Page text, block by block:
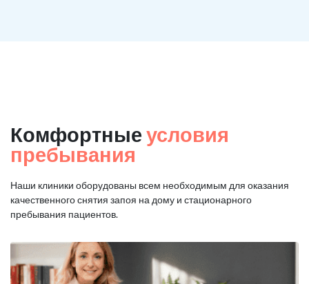
Комфортные условия
пребывания
Наши клиники оборудованы всем необходимым для оказания
качественного снятия запоя на дому и стационарного
пребывания пациентов.